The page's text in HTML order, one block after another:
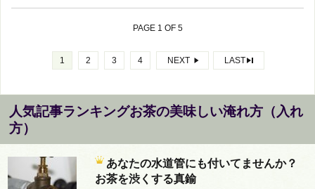
PAGE 1 OF 5
1 2 3 4 NEXT LAST
人気記事ランキングお茶の美味しい淹れ方（入れ
方）
あなたの水道管にも付いてませんか？
お茶を渋くする真鍮